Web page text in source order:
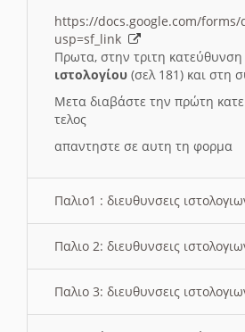
https://docs.google.com/forms/
usp=sf_link
Πρωτα, στην τριτη
ιστολογίου (σελ 181) και στη
Μετα διαβάστε την πρώτη
τελος
απαντηστε σε αυτη τη φορμα
Παλιο1 : διευθυνσεις
Παλιο 2: διευθυνσεις
Παλιο 3: διευθυνσεις